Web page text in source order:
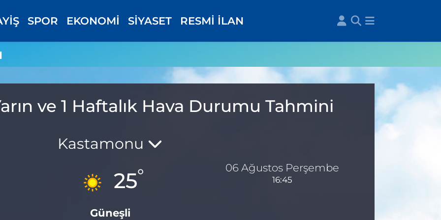
SPOR EKONOMİ SİYASET RESMİ İLAN
ve 1 Haftalık Hava Durumu Tahmini
Kastamonu
25°
Güneşli
06 Ağustos Perşembe
16:45